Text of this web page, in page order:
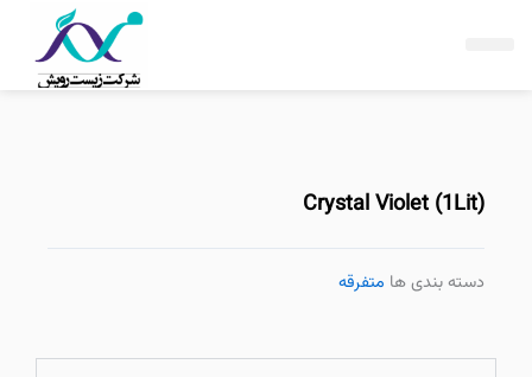
(1Lit) Crystal Violet
دسته بندی ها متفرقه